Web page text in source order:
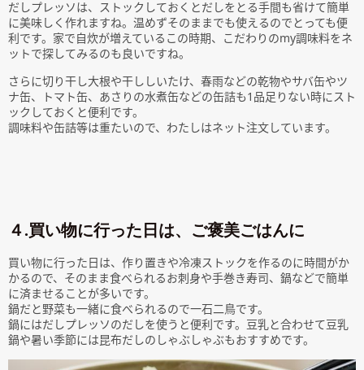
だしプレッソは、ストックしておくとだしをとる手間も省けて簡単
に美味しく作れますね。温めずそのままでも使えるのでとっても便
利です。家で自炊が増えているこの時期、こだわりのmy調味料をネ
ットで探してみるのも良いですね。
さらに切り干し大根や干ししいたけ、春雨などの乾物やサバ缶やツ
ナ缶、トマト缶、あさりの水煮缶などの缶詰も1品足りない時にスト
ックしておくと便利です。
調味料や缶詰等は重たいので、わたしはネット注文しています。
４.買い物に行った日は、ご褒美ごはんに
買い物に行った日は、作り置きや冷凍ストックを作るのに時間がか
かるので、そのまま食べられるお刺身や手巻き寿司、鍋などで簡単
に済ませることが多いです。
鍋だと野菜も一緒に食べられるので一石二鳥です。
鍋にはだしプレッソのだしを使うと便利です。豆乳と合わせて豆乳
鍋や暑い季節には昆布だしのしゃぶしゃぶもおすすめです。